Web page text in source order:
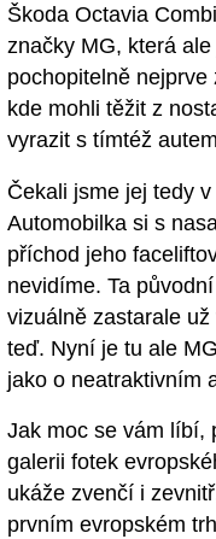
Škoda Octavia
značky MG, která
pochopitelně
kde mohli těžit z
vyrazit s tímtéž
Čekali jsme jej tedy
Automobilka si s
příchod jeho
nevidíme. Ta
vizuálně zastarale
teď. Nyní je tu ale
jako o neatraktivním
Jak moc se vám líbí,
galerii fotek
ukáže zvenčí i
prvním evropském